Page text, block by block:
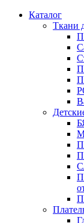
Каталог
Ткани